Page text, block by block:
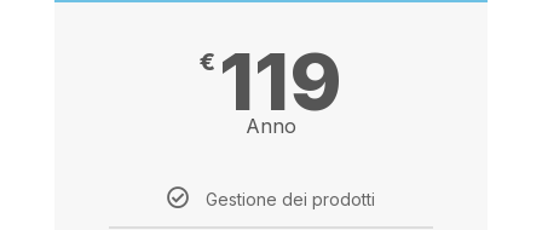
€ 119
Anno
Gestione dei prodotti